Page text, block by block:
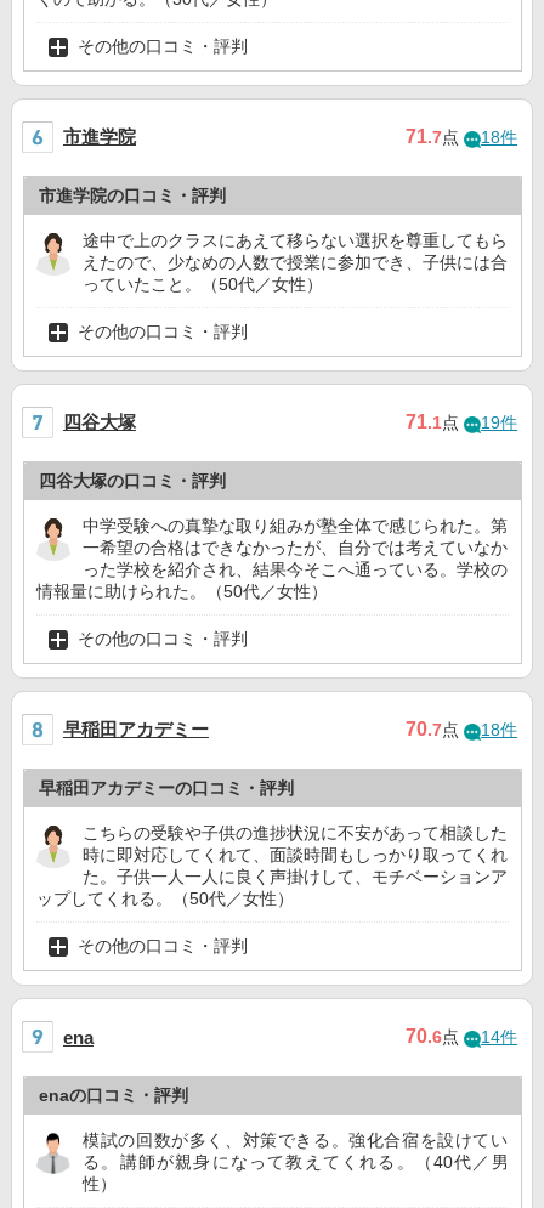
その他の口コミ・評判
市進学院 71.7点 18件
市進学院の口コミ・評判
途中で上のクラスにあえて移らない選択を尊重してもら
えたので、少なめの人数で授業に参加でき、子供には合
っていたこと。（50代／女性）
その他の口コミ・評判
四谷大塚 71.1点 19件
四谷大塚の口コミ・評判
中学受験への真摯な取り組みが塾全体で感じられた。第
一希望の合格はできなかったが、自分では考えていなか
った学校を紹介され、結果今そこへ通っている。学校の
情報量に助けられた。（50代／女性）
その他の口コミ・評判
早稲田アカデミー 70.7点 18件
早稲田アカデミーの口コミ・評判
こちらの受験や子供の進捗状況に不安があって相談した
時に即対応してくれて、面談時間もしっかり取ってくれ
た。子供一人一人に良く声掛けして、モチベーションア
ップしてくれる。（50代／女性）
その他の口コミ・評判
ena 70.6点 14件
enaの口コミ・評判
模試の回数が多く、対策できる。強化合宿を設けてい
る。講師が親身になって教えてくれる。（40代／男
性）